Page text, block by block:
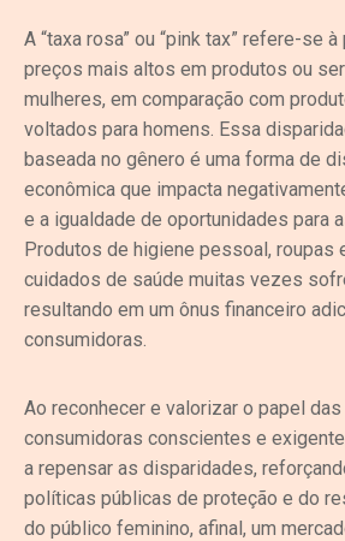
A “taxa rosa” ou “pink tax” refere-se
preços mais altos em produtos ou
mulheres, em comparação com
voltados para homens. Essa
baseada no gênero é uma forma de
econômica que impacta
e a igualdade de oportunidades para
Produtos de higiene pessoal, roupas
cuidados de saúde muitas vezes
resultando em um ônus financeiro
consumidoras.
Ao reconhecer e valorizar o papel
consumidoras conscientes e
a repensar as disparidades,
políticas públicas de proteção e do
do público feminino, afinal, um